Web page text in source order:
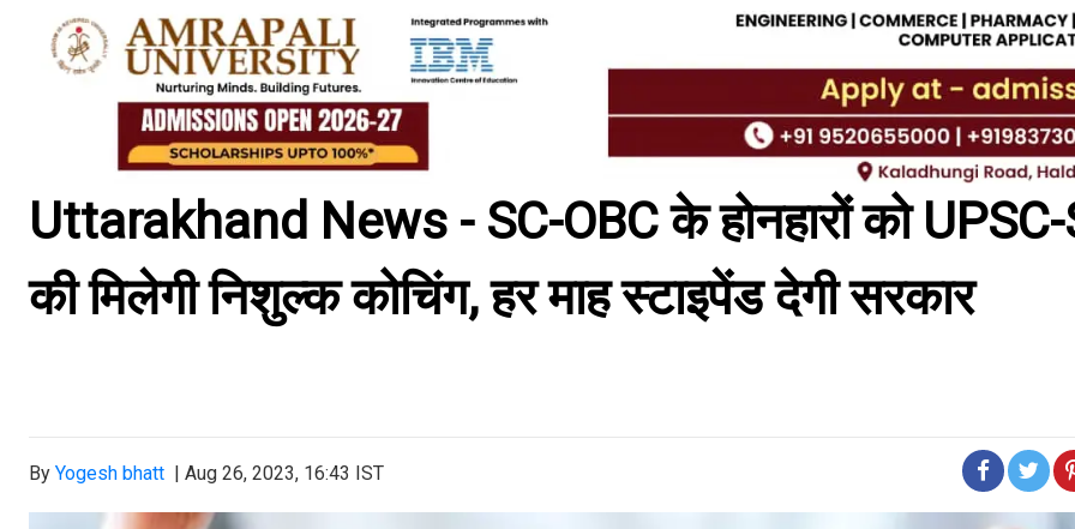
Uttarakhand News - SC-OBC के होनहारों को
की मिलेगी निशुल्क कोचिंग, हर माह स्टाइपेंड देगी सरकार
By Yogesh bhatt | Aug 26, 2023, 16:43 IST